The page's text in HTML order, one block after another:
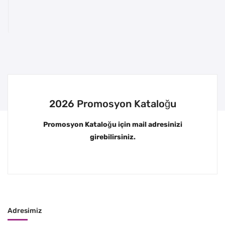
2026 Promosyon Kataloğu
Promosyon Kataloğu için mail adresinizi
girebilirsiniz.
Adresimiz